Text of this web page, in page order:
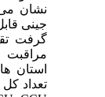
نشان می
جینی
گرفت
استان